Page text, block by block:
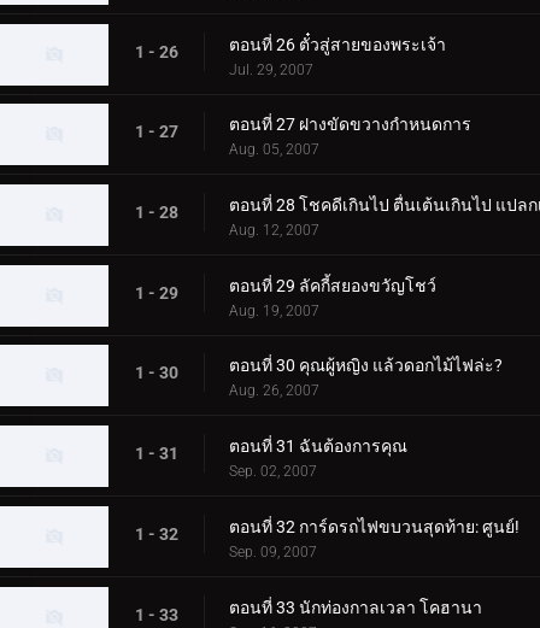
1 - 26 ตอนที่ 26 ตั๋วสู่สายของพระเจ้า
Jul. 29, 2007
1 - 27 ตอนที่ 27 ฝางขัดขวางกำหนดการ
Aug. 05, 2007
1 - 28 ตอนที่ 28 โชคดีเกินไป ตื่นเต้นเกินไป แปลก
Aug. 12, 2007
1 - 29 ตอนที่ 29 ลัคกี้สยองขวัญโชว์
Aug. 19, 2007
1 - 30 ตอนที่ 30 คุณผู้หญิง แล้วดอกไม้ไฟล่ะ?
Aug. 26, 2007
1 - 31 ตอนที่ 31 ฉันต้องการคุณ
Sep. 02, 2007
1 - 32 ตอนที่ 32 การ์ดรถไฟขบวนสุดท้าย: ศูนย์!
Sep. 09, 2007
1 - 33 ตอนที่ 33 นักท่องกาลเวลา โคฮานา